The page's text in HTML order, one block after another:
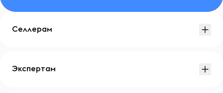
Селлерам
Экспертам